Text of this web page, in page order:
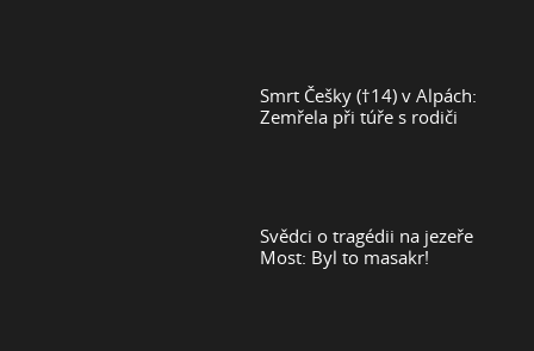
Smrt Češky (†14) v Alpách:
Zemřela při túře s rodiči
Svědci o tragédii na jezeře
Most: Byl to masakr!